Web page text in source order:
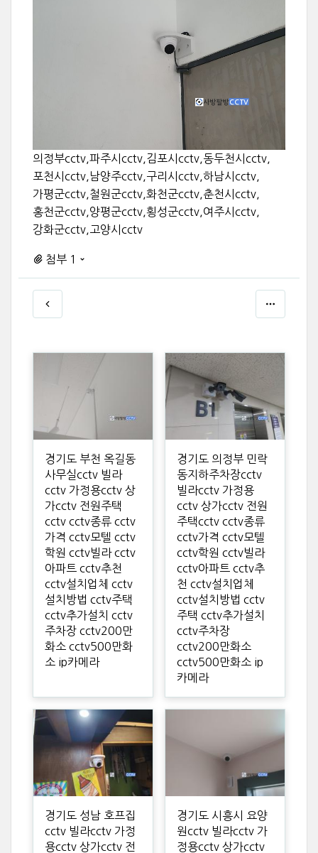
의정부cctv,파주시cctv,김포시cctv,동두천시cctv,
포천시cctv,남양주cctv,구리시cctv,하남시cctv,
가평군cctv,철원군cctv,화천군cctv,춘천시cctv,
홍천군cctv,양평군cctv,횡성군cctv,여주시cctv,
강화군cctv,고양시cctv
첨부 1
경기도 부천 옥길동
사무실cctv 빌라
cctv 가정용cctv 상
가cctv 전원주택
cctv cctv종류 cctv
가격 cctv모텔 cctv
학원 cctv빌라 cctv
아파트 cctv추천
cctv설치업체 cctv
설치방법 cctv주택
cctv추가설치 cctv
주차장 cctv200만
화소 cctv500만화
소 ip카메라
경기도 의정부 민락
동지하주차장cctv
빌라cctv 가정용
cctv 상가cctv 전원
주택cctv cctv종류
cctv가격 cctv모텔
cctv학원 cctv빌라
cctv아파트 cctv추
천 cctv설치업체
cctv설치방법 cctv
주택 cctv추가설치
cctv주차장
cctv200만화소
cctv500만화소 ip
카메라
경기도 성남 호프집
cctv 빌라cctv 가정
용cctv 상가cctv 전
경기도 시흥시 요양
원cctv 빌라cctv 가
정용cctv 상가cctv